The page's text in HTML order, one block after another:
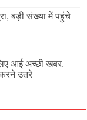
बड़ी संख्या में पहुंचे
आई अच्छी खबर,
उतरे